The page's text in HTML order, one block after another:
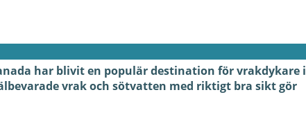
har blivit en populär destination för vrakdykare i
vrak och sötvatten med riktigt bra sikt gör